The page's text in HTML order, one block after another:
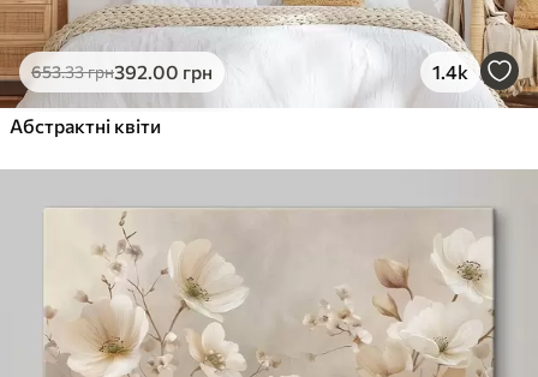
653.33грн392.00 грн 1.4k
Абстрактні квіти